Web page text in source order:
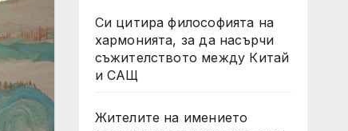
Си цитира философията на
хармонията, за да насърчи
съжителството между Китай
и САЩ
Жителите на имението